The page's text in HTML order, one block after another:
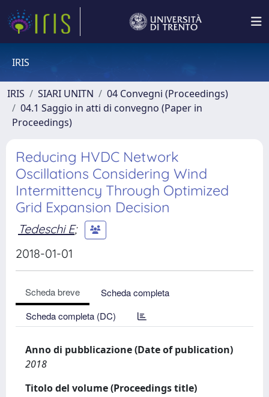
IRIS
IRIS SIARI UNITN
04 Convegni (Proceedings)
04.1 Saggio in atti di convegno (Paper in
Proceedings)
Reducing HVDC Network
Oscillations Considering Wind
Intermittency Through Optimized
Grid Expansion Decision
Tedeschi E;
2018-01-01
Scheda breve
Scheda completa
Scheda completa (DC)
Anno di pubblicazione (Date of publication)
2018
Titolo del volume (Proceedings title)